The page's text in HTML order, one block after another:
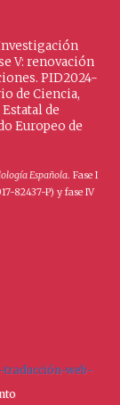
V: renovación
PID2024-
de Ciencia,
de
Europeo de
Española. Fase I
82437-P) y fase IV